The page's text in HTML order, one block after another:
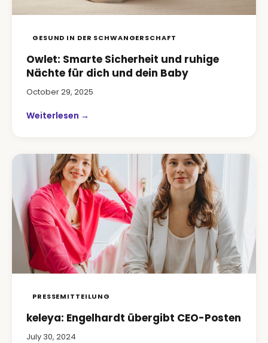
GESUND IN DER SCHWANGERSCHAFT
Owlet: Smarte Sicherheit und ruhige
Nächte für dich und dein Baby
October 29, 2025
Weiterlesen →
PRESSEMITTEILUNG
keleya: Engelhardt übergibt CEO-Posten
July 30, 2024